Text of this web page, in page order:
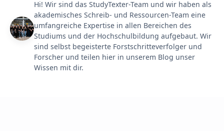
Hi! Wir sind das StudyTexter-Team und wir haben als
akademisches Schreib- und Ressourcen-Team eine
umfangreiche Expertise in allen Bereichen des
Studiums und der Hochschulbildung aufgebaut. Wir
sind selbst begeisterte Forstschritteverfolger und
Forscher und teilen hier in unserem Blog unser
Wissen mit dir.